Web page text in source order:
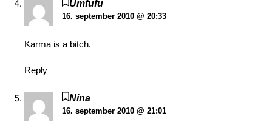
Umfufu
16. september 2010 @ 20:33
Karma is a bitch.
Reply
Nina
16. september 2010 @ 21:01